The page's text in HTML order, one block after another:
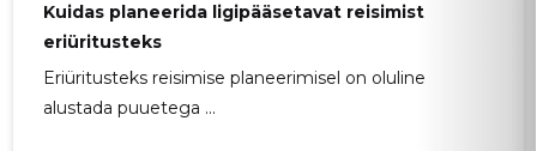
Kuidas planeerida ligipääsetavat reisimist
eriüritusteks
Eriüritusteks reisimise planeerimisel on oluline
alustada puuetega ...